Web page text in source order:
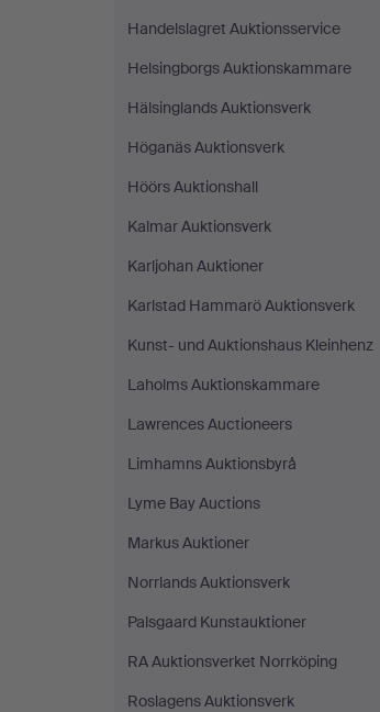
Handelslagret Auktionsservice
Helsingborgs Auktionskammare
Hälsinglands Auktionsverk
Höganäs Auktionsverk
Höörs Auktionshall
Kalmar Auktionsverk
Karljohan Auktioner
Karlstad Hammarö Auktionsverk
Kunst- und Auktionshaus Kleinhenz
Laholms Auktionskammare
Lawrences Auctioneers
Limhamns Auktionsbyrå
Lyme Bay Auctions
Markus Auktioner
Norrlands Auktionsverk
Palsgaard Kunstauktioner
RA Auktionsverket Norrköping
Roslagens Auktionsverk